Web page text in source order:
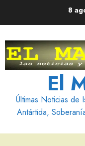
8
El
Últimas Noticias de
Antártida,